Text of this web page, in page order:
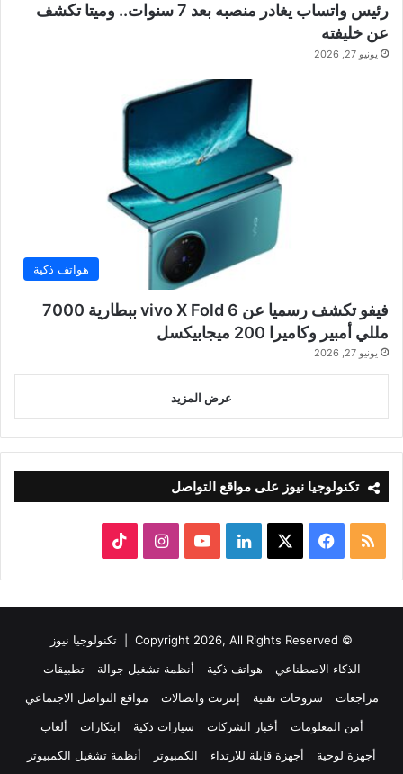
رئيس واتساب يغادر منصبه بعد 7 سنوات.. وميتا تكشف
عن خليفته
يونيو 27, 2026
هواتف ذكية
فيفو تكشف رسميا عن vivo X Fold 6 ببطارية 7000
مللي أمبير وكاميرا 200 ميجابيكسل
يونيو 27, 2026
عرض المزيد
تكنولوجيا نيوز على مواقع التواصل
ملخص
الموقع
RSS
فيسبوك لينكدإن‫YouTubeانستقرام
© Copyright 2026, All Rights Reserved |
تكنولوجيا نيوز
الذكاء الاصطناعي
هواتف ذكية أنظمة تشغيل جوالة
تطبيقات
مراجعات
شروحات تقنية إنترنت واتصالات
مواقع التواصل الاجتماعي
أمن المعلومات
أخبار الشركات سيارات ذكية ابتكارات
ألعاب
أجهزة لوحية
أجهزة قابلة للارتداء الكمبيوتر أنظمة تشغيل الكمبيوتر